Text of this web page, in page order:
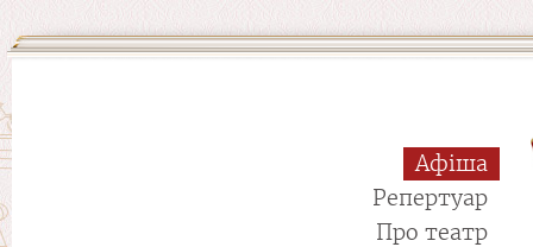
Афіша
Репертуар
Про театр